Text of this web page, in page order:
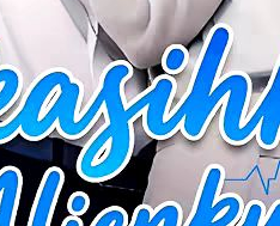
Romansa Urban